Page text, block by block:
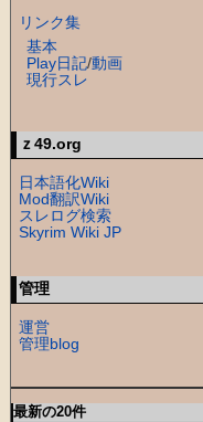
リンク集
基本
Play日記/動画
現行スレ
ｚ49.org
日本語化Wiki
Mod翻訳Wiki
スレログ検索
Skyrim Wiki JP
管理
運営
管理blog
最新の20件